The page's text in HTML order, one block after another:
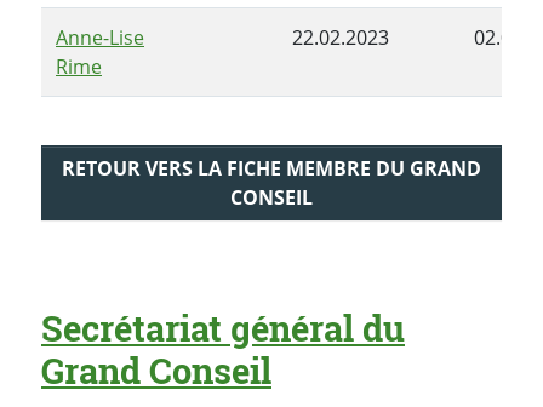
Anne-Lise
Rime
22.02.2023
RETOUR VERS LA FICHE MEMBRE DU GRAND
CONSEIL
Secrétariat général du
Grand Conseil